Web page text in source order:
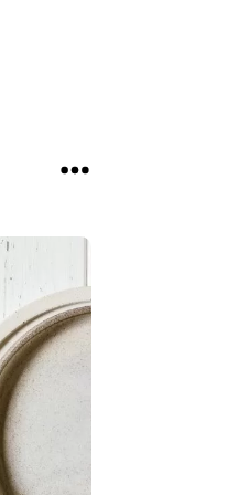
Варенья и соленья